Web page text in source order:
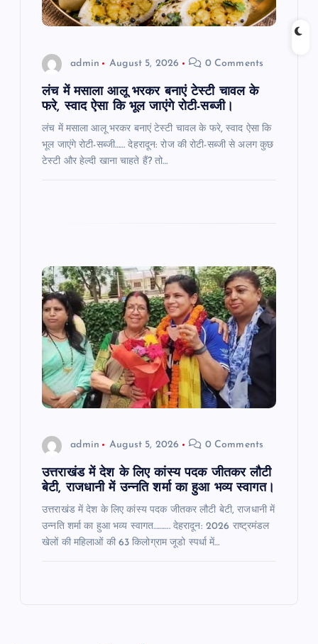
admin August 5, 2026 0 Comments
लंच में मसाला आलू भरकर बनाएं टेस्टी चावल के
फरे, स्वाद ऐसा कि भूल जाएंगे रोटी-सब्जी।
लंच में मसाला आलू भरकर बनाएं टेस्टी चावल के फरे, स्वाद ऐसा कि
भूल जाएंगे रोटी-सब्जी…… देहरादून: रोज की रोटी-सब्जी से अलग कुछ
टेस्टी और हेल्दी खाना चाहते हैं? तो…
admin August 5, 2026 0 Comments
उत्तराखंड में देश के लिए कांस्य पदक जीतकर लौटी
बेटी, राजधानी में उन्नति शर्मा का हुआ भव्य स्वागत।
उत्तराखंड में देश के लिए कांस्य पदक जीतकर लौटी बेटी, राजधानी में
उन्नति शर्मा का हुआ भव्य स्वागत………. देहरादून: 2026 राष्ट्रमंडल
खेलों की महिलाओं की 63 किलोग्राम जूडो स्पर्धा में…